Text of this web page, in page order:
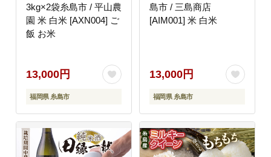
3kg×2袋糸島市 / 平山農
園 米 白米 [AXN004] ご
飯 お米
13,000円
福岡県 糸島市
島市 / 三島商店
[AIM001] 米 白米
13,000円
福岡県 糸島市